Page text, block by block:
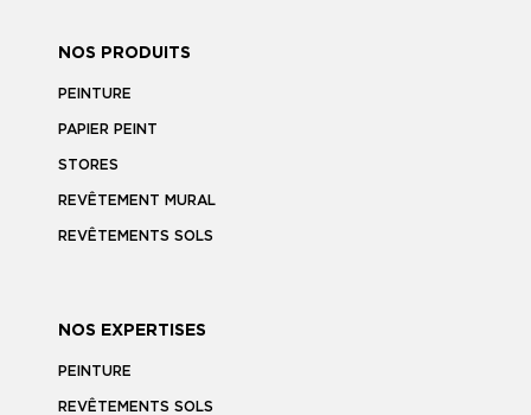
NOS PRODUITS
PEINTURE
PAPIER PEINT
STORES
REVÊTEMENT MURAL
REVÊTEMENTS SOLS
NOS EXPERTISES
PEINTURE
REVÊTEMENTS SOLS